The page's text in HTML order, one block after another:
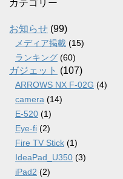
ブ
カテゴリー
お知らせ (99)
メディア掲載 (15)
ランキング (60)
ガジェット (107)
ARROWS NX F-02G (4)
camera (14)
E-520 (1)
Eye-fi (2)
Fire TV Stick (1)
IdeaPad_U350 (3)
iPad2 (2)